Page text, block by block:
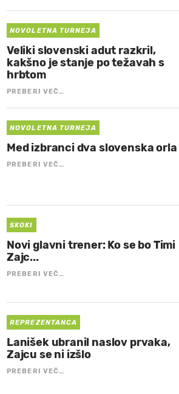
NOVOLETNA TURNEJA
Veliki slovenski adut razkril,
kakšno je stanje po težavah s
hrbtom
PREBERI VEČ…
NOVOLETNA TURNEJA
Med izbranci dva slovenska orla
PREBERI VEČ…
SKOKI
Novi glavni trener: Ko se bo Timi
Zajc...
PREBERI VEČ…
REPREZENTANCA
Lanišek ubranil naslov prvaka,
Zajcu se ni izšlo
PREBERI VEČ…